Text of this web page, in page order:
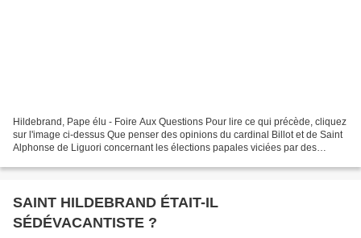
Hildebrand, Pape élu - Foire Aux Questions Pour lire ce qui précède, cliquez
sur l'image ci-dessus Que penser des opinions du cardinal Billot et de Saint
Alphonse de Liguori concernant les élections papales viciées par des
SAINT HILDEBRAND ÉTAIT-IL
SÉDÉVACANTISTE ?